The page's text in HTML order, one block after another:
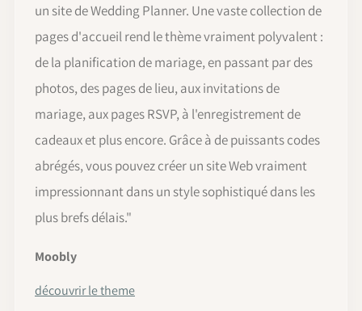
un site de Wedding Planner. Une vaste collection de
pages d'accueil rend le thème vraiment polyvalent :
de la planification de mariage, en passant par des
photos, des pages de lieu, aux invitations de
mariage, aux pages RSVP, à l'enregistrement de
cadeaux et plus encore. Grâce à de puissants codes
abrégés, vous pouvez créer un site Web vraiment
impressionnant dans un style sophistiqué dans les
plus brefs délais."
Moobly
découvrir le theme